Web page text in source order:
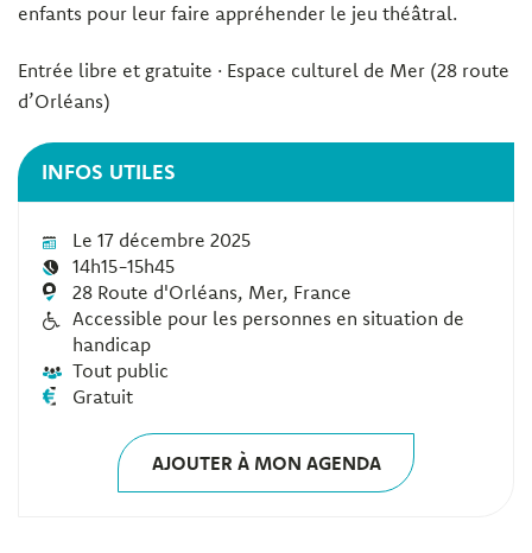
enfants pour leur faire appréhender le jeu théâtral.
Entrée libre et gratuite · Espace culturel de Mer (28 route
d’Orléans)
INFOS UTILES
Le 17 décembre 2025
14h15-15h45
28 Route d'Orléans, Mer, France
Accessible pour les personnes en situation de
handicap
Tout public
Gratuit
AJOUTER À MON AGENDA